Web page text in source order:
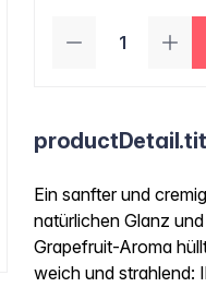
Ein sanfter und
natürlichen Glanz
Grapefruit-Aroma
weich und strahlend: